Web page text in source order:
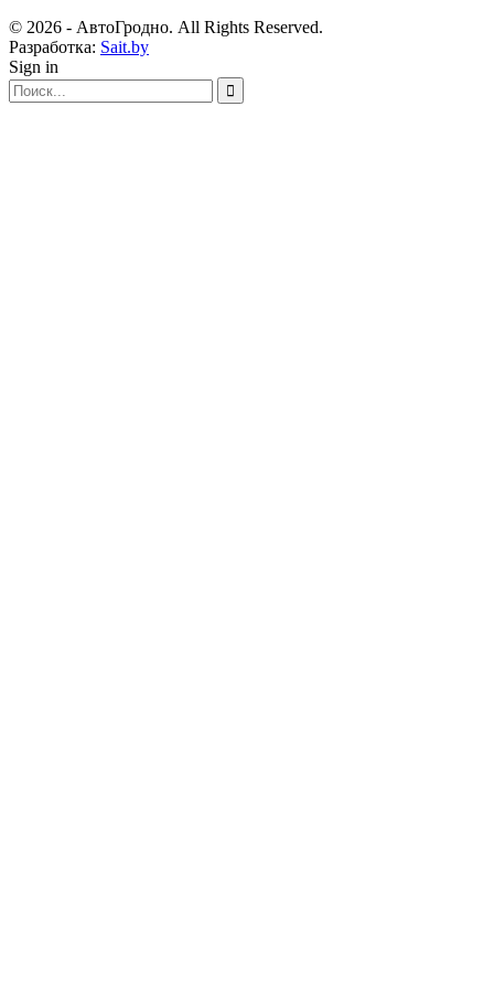
© 2026 - АвтоГродно. All Rights Reserved.
Разработка: Sait.by
Sign in